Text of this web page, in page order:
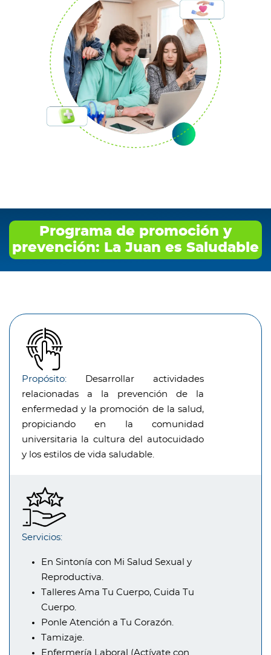
Programa de promoción y
prevención: La Juan es Saludable
Propósito: Desarrollar actividades
relacionadas a la prevención de la
enfermedad y la promoción de la salud,
propiciando en la comunidad
universitaria la cultura del autocuidado
y los estilos de vida saludable.
Servicios:
En Sintonía con Mi Salud Sexual y
Reproductiva.
Talleres Ama Tu Cuerpo, Cuida Tu
Cuerpo.
Ponle Atención a Tu Corazón.
Tamizaje.
Enfermería Laboral (Actívate con